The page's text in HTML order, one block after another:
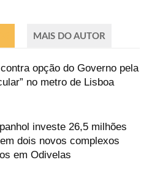
MAIS DO AUTOR
opção do Governo pela
no metro de Lisboa
investe 26,5 milhões
dois novos complexos
em Odivelas